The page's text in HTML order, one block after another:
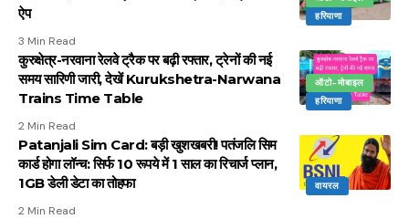
हरियाणा
ऐप
3 Min Read
ऑटो-मोबाइल
हरियाणा
कुरुक्षेत्र-नरवाना रेलवे ट्रैक पर बढ़ी रफ्तार, ट्रेनों की नई
समय सारिणी जारी, देखें Kurukshetra-Narwana
Trains Time Table
2 Min Read
वायरल
Patanjali Sim Card: बड़ी खुशखबरी! पतंजलि सिम
कार्ड होगा लॉन्च: सिर्फ 10 रूपये में 1 साल का रिचार्ज प्लान,
1GB डेली डेटा का तोहफा
2 Min Read